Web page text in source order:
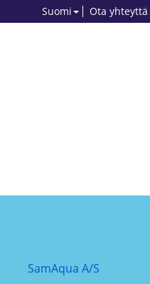
Ota yhteyttä
Suomi
SamAqua A/S